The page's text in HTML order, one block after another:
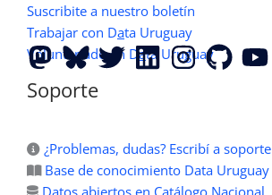
Suscribite a nuestro boletín
Trabajar con Data Uruguay
Voluntariado en Data Uruguay
Soporte
¿Problemas, dudas? Escribí a soporte
Base de conocimiento Data Uruguay